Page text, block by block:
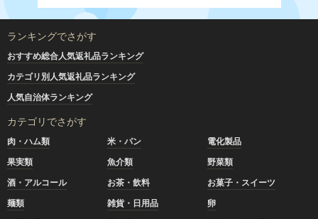
ランキングでさがす
おすすめ総合人気返礼品ランキング
カテゴリ別人気返礼品ランキング
人気自治体ランキング
カテゴリでさがす
肉・ハム類 米・パン
電化製品
果実類
魚介類
野菜類
酒・アルコール
お茶・飲料
お菓子・スイーツ
麺類
雑貨・日用品
卵